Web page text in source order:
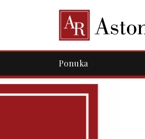
Ponuka